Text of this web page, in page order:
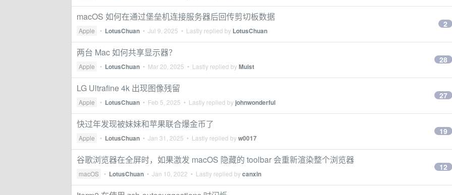
macOS 如何在通过堡垒机连接服务器后回传剪切板数据
Apple • LotusChuan • Jul 9, 2025 • Lastly replied by LotusChuan
2
两台 Mac 如何共享显示器？
Apple • LotusChuan • Mar 20, 2025 • Lastly replied byMuist
28
LG Ultrafine 4k 出现图像残留
Apple • LotusChuan • Feb 5, 2025 • Lastly replied by johnwonderful
27
快过年发现被妹妹和苹果联合爆金币了
Apple • LotusChuan • Jan 31, 2025 • Lastly replied byw0017
19
谷歌浏览器在全屏时，如果激发 macOS 隐藏的 toolbar 会重新渲染整个浏览器
macOS • LotusChuan • Jan 10, 2022 • Lastly replied bycanxin
12